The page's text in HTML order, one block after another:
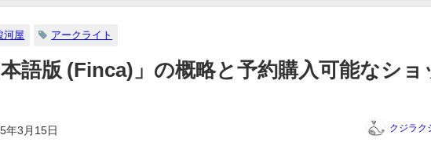
河屋 アークライト
本語版 (Finca)」の概略と予約購入可能なショ
年3月15日 クジラク